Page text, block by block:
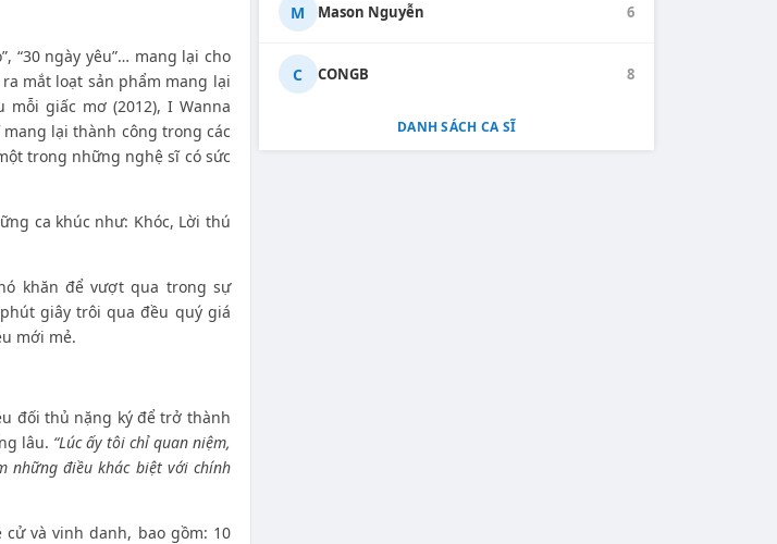
“30 ngày yêu”… mang lại cho
mắt loạt sản phẩm mang lại
mỗi giấc mơ (2012), I Wanna
lại thành công trong các
trong những nghệ sĩ có sức
ca khúc như: Khóc, Lời thú
khăn để vượt qua trong sự
giây trôi qua đều quý giá
mới mẻ.
đối thủ nặng ký để trở thành
lâu. “Lúc ấy tôi chỉ quan niệm,
những điều khác biệt với chính
và vinh danh, bao gồm: 10
M Mason Nguyễn 6
C CONGB 8
DANH SÁCH CA SĨ